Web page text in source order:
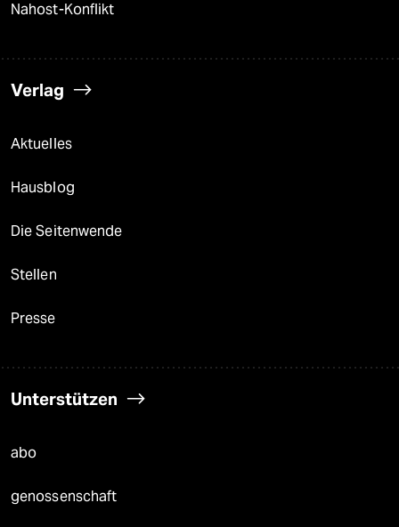
Nahost-Konflikt
Verlag
Aktuelles
Hausblog
Die Seitenwende
Stellen
Presse
Unterstützen
abo
genossenschaft